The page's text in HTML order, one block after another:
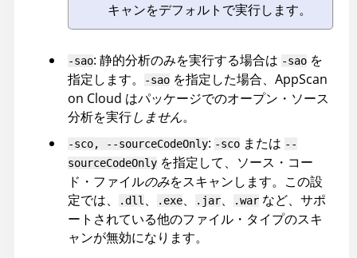
キャンをデフォルトで実行します。
-sao: 静的分析のみを実行する場合は -sao を
指定します。
-sao を指定した場合、 AppScan
on Cloud はパッケージでのオープン・ソース
分析を実行しません。
-sco, --sourceCodeOnly: -sco または --
sourceCodeOnly を指定して、ソース・コー
ド・ファイルのみをスキャンします。この設
定では、
.dll 、 .exe、 .jar、 .war など、サポ
ートされている他のファイル・タイプのスキ
ャンが無効になります。